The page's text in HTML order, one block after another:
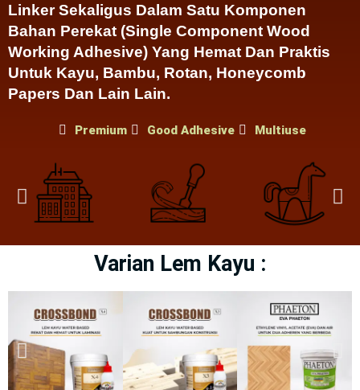
Linker Sekaligus Dalam Satu Komponen
Bahan Perekat (single Component Wood
Working Adhesive) Yang Hemat Dan Praktis
Untuk Kayu, Bambu, Rotan, Honeycomb
Papers Dan Lain Lain.
Premium Good Adhesive Multiuse
Varian Lem Kayu :